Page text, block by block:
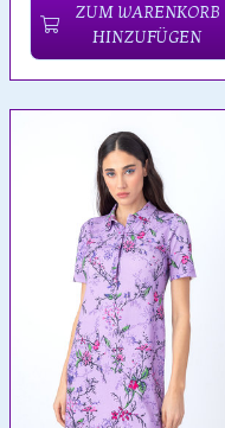
ZUM WARENKORB
HINZUFÜGEN